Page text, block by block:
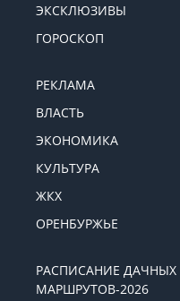
ЭКСКЛЮЗИВЫ
ГОРОСКОП
РЕКЛАМА
ВЛАСТЬ
ЭКОНОМИКА
КУЛЬТУРА
ЖКХ
ОРЕНБУРЖЬЕ
РАСПИСАНИЕ ДАЧНЫХ
МАРШРУТОВ-2026